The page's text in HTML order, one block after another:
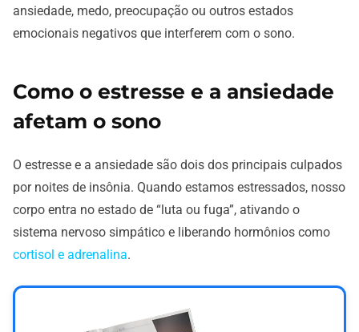
ansiedade, medo, preocupação ou outros estados
emocionais negativos que interferem com o sono.
Como o estresse e a ansiedade
afetam o sono
O estresse e a ansiedade são dois dos principais culpados
por noites de insônia. Quando estamos estressados, nosso
corpo entra no estado de “luta ou fuga”, ativando o
sistema nervoso simpático e liberando hormônios como
cortisol e adrenalina.